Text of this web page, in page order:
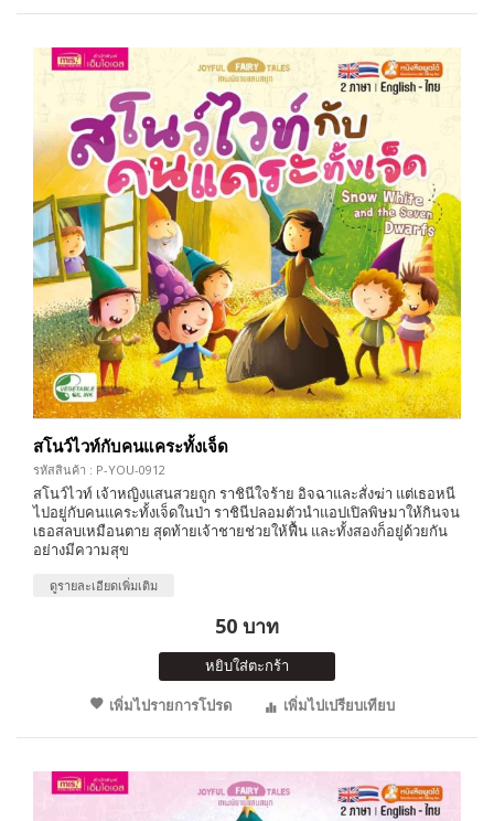
สโนว์ไวท์กับคนแคระทั้งเจ็ด
รหัสสินค้า : P-YOU-0912
สโนว์ไวท์ เจ้าหญิงแสนสวยถูก ราชินีใจร้าย อิจฉาและสั่งฆ่า แต่เธอหนี
ไปอยู่กับคนแคระทั้งเจ็ดในป่า ราชินีปลอมตัวนำแอปเปิลพิษมาให้กินจน
เธอสลบเหมือนตาย สุดท้ายเจ้าชายช่วยให้ฟื้น และทั้งสองก็อยู่ด้วยกัน
อย่างมีความสุข
ดูรายละเอียดเพิ่มเติม
50 บาท
หยิบใส่ตะกร้า
เพิ่มไปรายการโปรด
เพิ่มไปเปรียบเทียบ